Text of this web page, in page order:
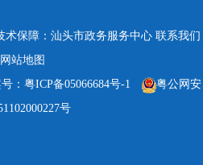
术保障：汕头市政务服务中心 联系我们
网站地图
：粤ICP备05066684号-1
粤公网安
号